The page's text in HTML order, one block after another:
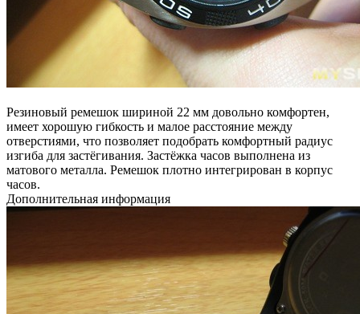
Резиновый ремешок шириной 22 мм довольно комфортен,
имеет хорошую гибкость и малое расстояние между
отверстиями, что позволяет подобрать комфортный радиус
изгиба для застёгивания. Застёжка часов выполнена из
матового металла. Ремешок плотно интегрирован в корпус
часов.
Дополнительная информация